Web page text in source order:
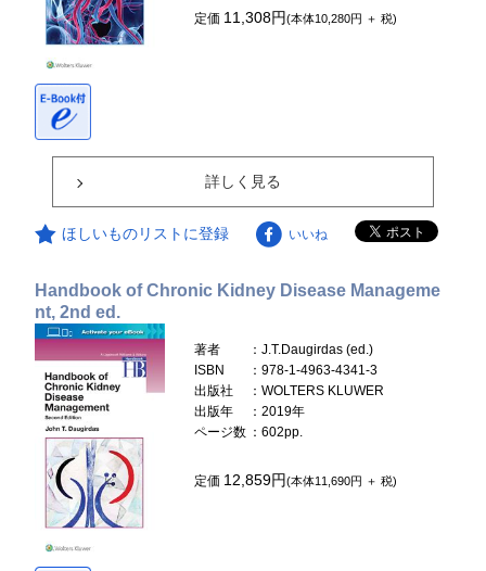
定価 11,308円(本体10,280円 ＋ 税)
詳しく見る
ほしいものリストに登録 いいね
Handbook of Chronic Kidney Disease Manageme
nt, 2nd ed.
著者
：J.T.Daugirdas (ed.)
ISBN
：978-1-4963-4341-3
出版社
：WOLTERS KLUWER
出版年
：2019年
ページ数 ：602pp.
定価 12,859円(本体11,690円 ＋ 税)